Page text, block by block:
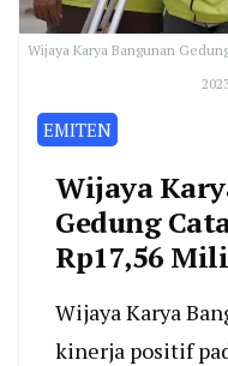
Wijaya Karya Bangunan
EMITEN
Wijaya
Gedung
Rp17,56
Wijaya Karya
kinerja positif